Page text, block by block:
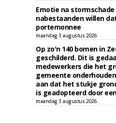
Emotie na
nabestaanden willen
portemonnee
maandag 3 augustus 2026
Op zo'n 140 bomen in
geschilderd. Dit is
medewerkers die het
gemeente
aan dat het stukje
is geadopteerd door
maandag 3 augustus 2026